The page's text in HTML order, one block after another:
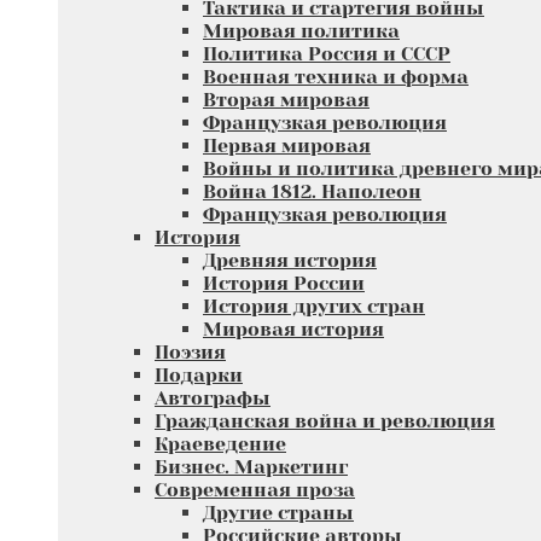
Тактика и стартегия войны
Мировая политика
Политика Россия и СССР
Военная техника и форма
Вторая мировая
Французкая революция
Первая мировая
Войны и политика древнего
Война 1812. Наполеон
Французкая революция
История
Древняя история
История России
История других стран
Мировая история
Поэзия
Подарки
Автографы
Гражданская война и революция
Краеведение
Бизнес. Маркетинг
Современная проза
Другие страны
Российские авторы